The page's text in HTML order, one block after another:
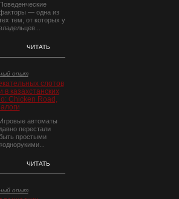
Поведенческие
— одна из
тем, от которых у
владельцев...
ЧИТАТЬ
опыт
слотов
в казахстанских
Chicken Road,
Игровые автоматы
давно перестали
простыми
ЧИТАТЬ
опыт